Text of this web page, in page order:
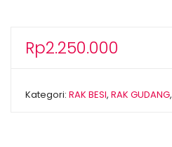
Rp2.250.000
Kategori: RAK BESI, RAK GUDANG,